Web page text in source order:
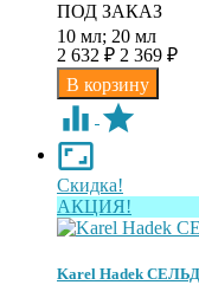
ПОД ЗАКАЗ
10 мл; 20 мл
2 632 ₽ 2 369 ₽
Скидка!
АКЦИЯ!
Karel Hadek